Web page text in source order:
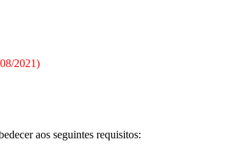
2021)
aos seguintes requisitos: